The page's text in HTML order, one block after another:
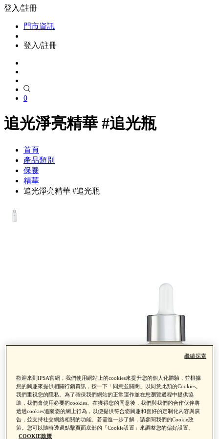
登入/註冊
門市資訊
登入/註冊
0
追光淨亮精華 #追光瓶
首頁
產品類別
保養
精華
追光淨亮精華 #追光瓶
歡迎來到IPSA官網，我們使用網站上的cookies來提升您的個人化體驗，並根據
您的興趣來提供相關行銷資訊，按一下「同意並關閉」以同意此類的Cookies。
我們重視您的隱私。為了確保我們網站的正常運作並在您瀏覽過程中提供協
助，我們會使用必要的cookies。在獲得您的同意後，我們與我們的合作伙伴將
透過cookies追蹤您的網上行為，以便提供符合您興趣和喜好的定制化內容與廣
告，並支持社交網絡相關的功能。若需進一步了解，請參閱我們的Cookie政
策。您可以隨時透過點擊頁面底部的「Cookie設置」來調整您的偏好設置。
COOKIE政策
繼續探索